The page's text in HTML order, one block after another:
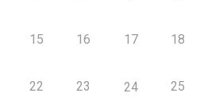
15 16 17 18
22 23 24 25